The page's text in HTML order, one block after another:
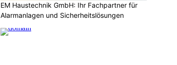
EM Haustechnik GmbH: Ihr Fachpartner für
Alarmanlagen und Sicherheitslösungen